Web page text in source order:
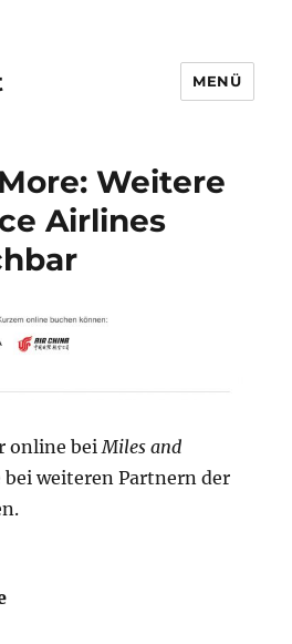
MENÜ
Weitere
Airlines
online beiMiles and
weiteren Partnern der